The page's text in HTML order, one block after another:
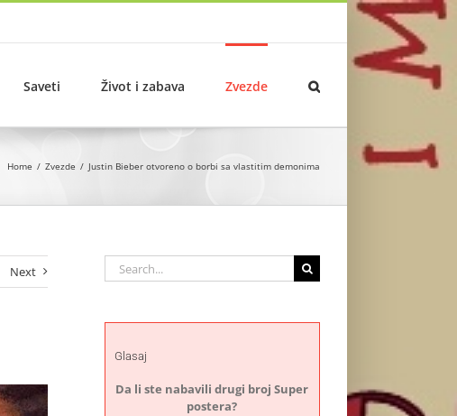
Saveti Život i zabava Zvezde
Home Zvezde Justin Bieber otvoreno o borbi sa vlastitim demonima
Next
Search
for:
Glasaj
Da li ste nabavili drugi broj Super
postera?